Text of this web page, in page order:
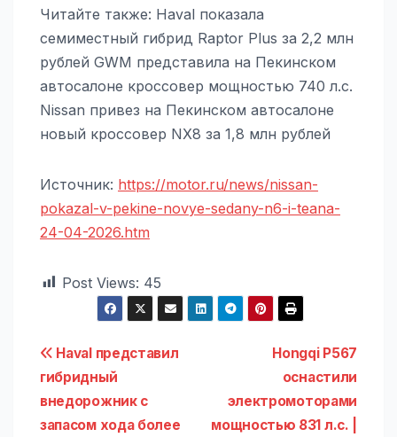
Читайте также: Haval показала
семиместный гибрид Raptor Plus за 2,2 млн
рублей GWM представила на Пекинском
автосалоне кроссовер мощностью 740 л.с.
Nissan привез на Пекинском автосалоне
новый кроссовер NX8 за 1,8 млн рублей
Источник: https://motor.ru/news/nissan-
pokazal-v-pekine-novye-sedany-n6-i-teana-
24-04-2026.htm
Post Views: 45
Навигация
по
Hongqi P567
оснастили
электромоторами
мощностью 831 л.с. |
Haval представил
гибридный
внедорожник с
запасом хода более